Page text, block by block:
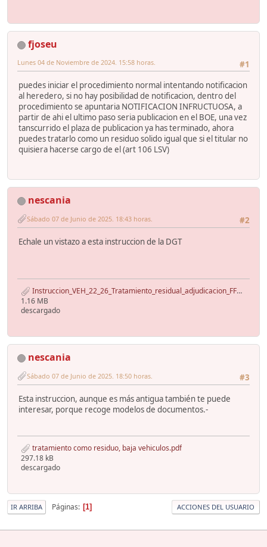
fjoseu
#1
Lunes 04 de Noviembre de 2024. 15:58 horas.
puedes iniciar el procedimiento normal intentando notificacion
al heredero, si no hay posibilidad de notificacion, dentro del
procedimiento se apuntaria NOTIFICACION INFRUCTUOSA, a
partir de ahi el ultimo paso seria publicacion en el BOE, una vez
tanscurrido el plaza de publicacion ya has terminado, ahora
puedes tratarlo como un residuo solido igual que si el titular no
quisiera hacerse cargo de el (art 106 LSV)
nescania
#2
Sábado 07 de Junio de 2025. 18:43 horas.
Echale un vistazo a esta instruccion de la DGT
Instruccion_VEH_22_26_Tratamiento_residual_adjudicacion_FFCCSS.pdf
1.16 MB
descargado
nescania
#3
Sábado 07 de Junio de 2025. 18:50 horas.
Esta instruccion, aunque es más antigua también te puede
interesar, porque recoge modelos de documentos.-
tratamiento como residuo, baja vehiculos.pdf
297.18 kB
descargado
IR ARRIBA Páginas 1 ACCIONES DEL USUARIO